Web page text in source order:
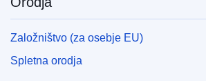
Založništvo (za osebje EU)
Spletna orodja